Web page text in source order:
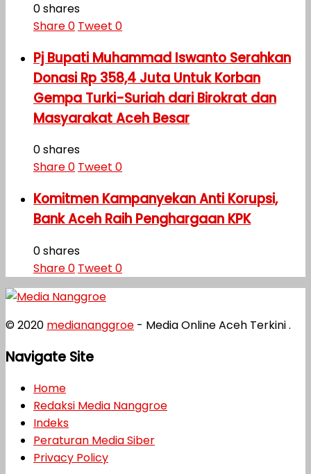
0 shares
Share0 Tweet 0
Pj Bupati Muhammad Iswanto Serahkan
Donasi Rp 358,4 Juta Untuk Korban
Gempa Turki-Suriah dari Birokrat dan
Masyarakat Aceh Besar
0 shares
Share0 Tweet 0
Komitmen Kampanyekan Anti Korupsi,
Bank Aceh Raih Penghargaan KPK
0 shares
Share0 Tweet 0
© 2020 mediananggroe - Media Online Aceh Terkini .
Navigate Site
Home
Redaksi Media Nanggroe
Indeks
Peraturan Media Siber
Privacy Policy